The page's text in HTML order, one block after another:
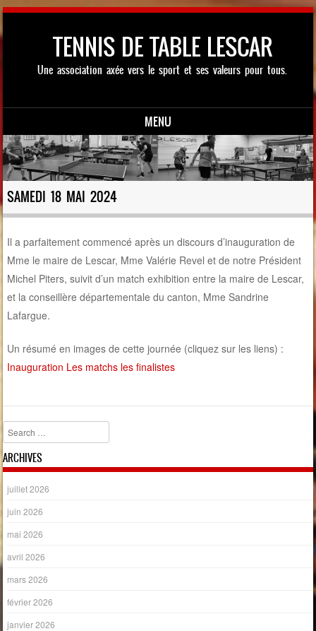
TENNIS DE TABLE LESCAR
Une association axée vers le sport et ses valeurs pour tous.
MENU
Skip to content
SAMEDI 18 MAI 2024
Il a parfaitement commencé après un discours d’inauguration de
Mme le maire de Lescar, Mme Valérie Revel et de notre Président
Michel Piters, suivit d’un match exhibition entre la maire de Lescar,
et la conseillère départementale du canton, Mme Sandrine
Lafargue.
Un résumé en images de cette journée (cliquez sur les liens) :
Inauguration Les matchs les finalistes
Search
ARCHIVES
juillet 2026
juin 2026
mai 2026
avril 2026
mars 2026
février 2026
janvier 2026